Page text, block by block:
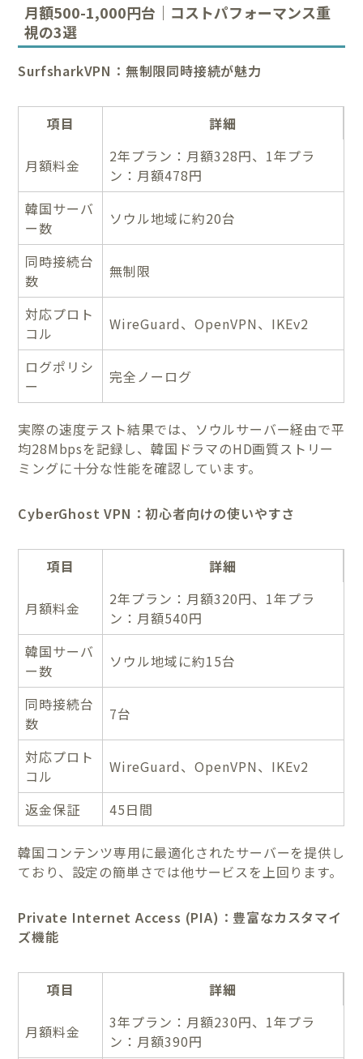
月額500-1,000円台｜コストパフォーマンス重
視の3選
SurfsharkVPN：無制限同時接続が魅力
項目 詳細
月額料金
2年プラン：月額328円、1年プラ
ン：月額478円
韓国サーバ
ー数
ソウル地域に約20台
同時接続台
数
無制限
対応プロト
コル
WireGuard、OpenVPN、IKEv2
ログポリシ
ー
完全ノーログ
実際の速度テスト結果では、ソウルサーバー経由で平
均28Mbpsを記録し、韓国ドラマのHD画質ストリー
ミングに十分な性能を確認しています。
CyberGhost VPN：初心者向けの使いやすさ
項目 詳細
月額料金
2年プラン：月額320円、1年プラ
ン：月額540円
韓国サーバ
ー数
ソウル地域に約15台
同時接続台
数
7台
対応プロト
コル
WireGuard、OpenVPN、IKEv2
返金保証 45日間
韓国コンテンツ専用に最適化されたサーバーを提供し
ており、設定の簡単さでは他サービスを上回ります。
Private Internet Access (PIA)：豊富なカスタマイ
ズ機能
項目 詳細
月額料金
3年プラン：月額230円、1年プラ
ン：月額390円